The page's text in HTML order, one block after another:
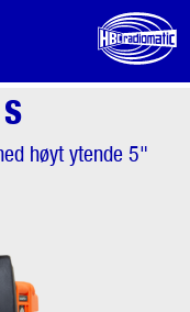
høyt ytende 5"